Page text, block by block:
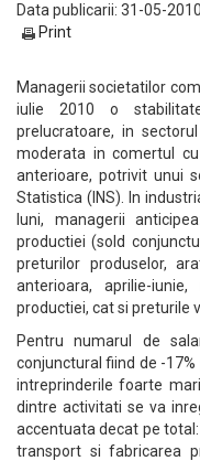
Data publicarii: 31-05-2010
Print
Managerii societatilor
iulie 2010 o
prelucratoare, in
moderata in comertul
anterioare, potrivit unui
Statistica (INS). In
luni, managerii
productiei (sold
preturilor produselor,
anterioara, aprilie-
productiei, cat si preturile
Pentru numarul de
conjunctural fiind de -
intreprinderile foarte
dintre activitati se va
accentuata decat pe
transport si fabricarea